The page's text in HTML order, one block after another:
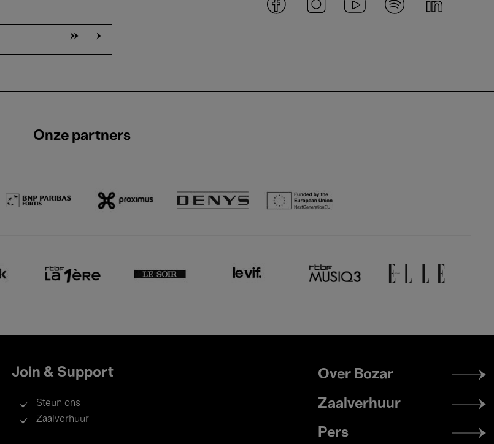
Onze partners
Join & Support
Steun ons
Zaalverhuur
Footer
menu
Over Bozar
Zaalverhuur
Pers